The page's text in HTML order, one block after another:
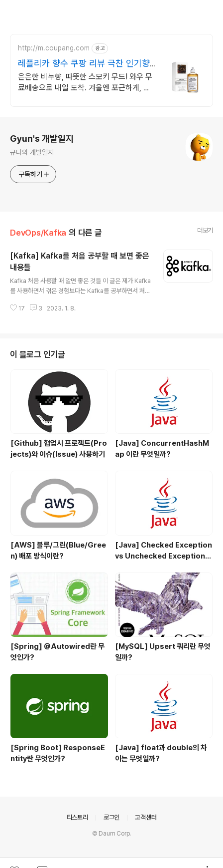
http://m.coupang.com 광고
레플리카 향수 쿠팡 리뷰 극찬 인기향
수
은은한 비누향, 따뜻한 스모키 무드! 와우 무
료배송으로 내일 도착. 겨울엔 포근하게, 여
Gyun's 개발일지
규니의 개발일지
구독하기
DevOps/Kafka 의 다른 글 더보기
[Kafka] Kafka를 처음 공부할 때 보면 좋은
내용들
Kafka 처음 사용할 때 알면 좋은 것들 이 글은 제가 Kafka
를 사용하면서 겪은 경험보다는 Kafka를 공부하면서 처음
참고한 곳은 맨 아래에 있습니다. Kafka 기본 Cluster, Br
주요 옵션 ack=all과 브로커의 min.insync.replicas 옵
션의 관계 Consumer Consumer 대표 옵션 컨슈머 그
룹이란? 컨슈머 리밸런스 특징 컨슈머 하트비트란? 컨슈머
그룹 특징 토픽의 파티션에는 하나의 컨슈머만 연결 가..
17 3 2023. 1. 8.
이 블로그 인기글
[Github] 협업시 프로젝트(Pro
jects)와 이슈(Issue) 사용하기
[Java] ConcurrentHashM
ap 이란 무엇일까?
[AWS] 블루/그린(Blue/Gree
n) 배포 방식이란?
[Java] Checked Exception
vs Unchecked Exception
[Spring] @Autowired란 무
엇인가?
[MySQL] Upsert 쿼리란 무엇
일까?
[Spring Boot] ResponseE
ntity란 무엇인가?
[Java] float과 double의 차
이는 무엇일까?
티스토리 로그인 고객센터
© Daum Corp.